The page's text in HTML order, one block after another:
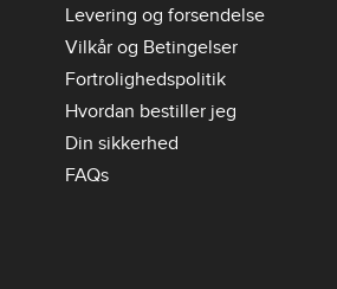
Levering og forsendelse
Vilkår og Betingelser
Fortrolighedspolitik
Hvordan bestiller jeg
Din sikkerhed
FAQs